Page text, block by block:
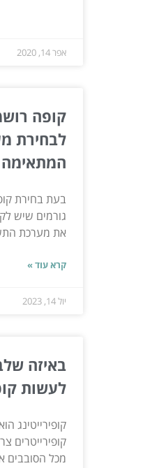
אפר 14, 2020
קופה
לבחירת
המתאימה
בעת בחירת
גורמים שיש
את מערכת
קרא עוד »
יול 14, 2023
באיזה
לעשות
קופירייטינג
קופירייטרים
מכל הסובבים